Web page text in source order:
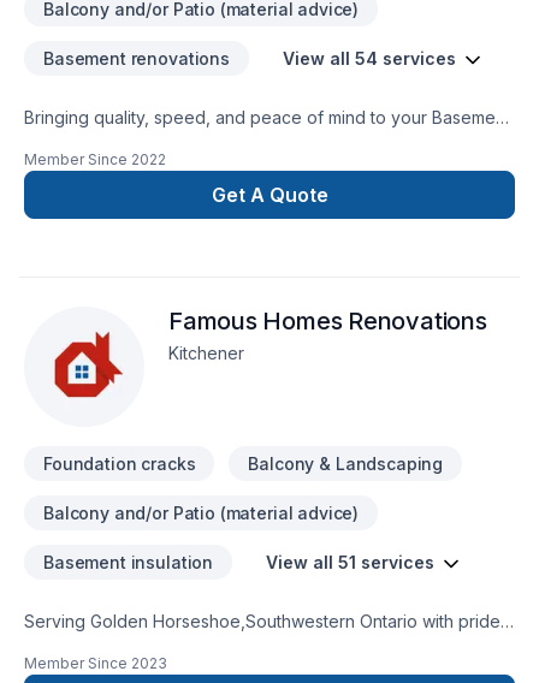
Balcony and/or Patio (material advice)
Basement renovations View all 54 services
Bringing quality, speed, and peace of mind to your Basement,
Doors and windows, Drywall taping, Excavation, Exterior
painting, Flooring, Foundation cracks, Foundations, Garage
remodeling, General renovation, Gypsum, Heating, Home
Staircase & railing, Tiling, Ventilation, Welding projects in
Central Ontario,Golden Horseshoe,Southwestern Ontario.
Working with us means enjoying clear communication, expert
advice, and excellent project management. Let's connect —
Member Since 2022
Get A Quote
Famous Homes Renovations
Kitchener
Foundation cracks Balcony & Landscaping
Balcony and/or Patio (material advice)
Basement insulation View all 51 services
Serving Golden Horseshoe,Southwestern Ontario with pride,
Basement insulation, Bathroom, Cabinet, Carpenter, Caulking,
Member Since 2023